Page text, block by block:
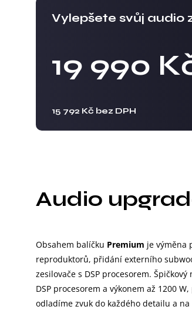
Vylepšete svůj audio
19 990
15 792 Kč bez DPH
Audio
Obsahem balíčku Premium je výměna
reproduktorů, přidání externího
zesilovače s DSP procesorem. Špičkový
DSP procesorem a výkonem až 1200
odladíme zvuk do každého detailu a